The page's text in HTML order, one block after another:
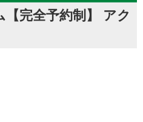
完全予約制】 アク